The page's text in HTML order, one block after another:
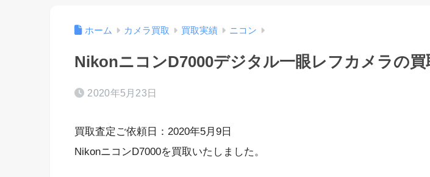
ホーム カメラ買取 買取実績 ニコン
NikonニコンD7000デジタル一眼レフカメラの買
2020年5月23日
買取査定ご依頼日：2020年5月9日
NikonニコンD7000を買取いたしました。